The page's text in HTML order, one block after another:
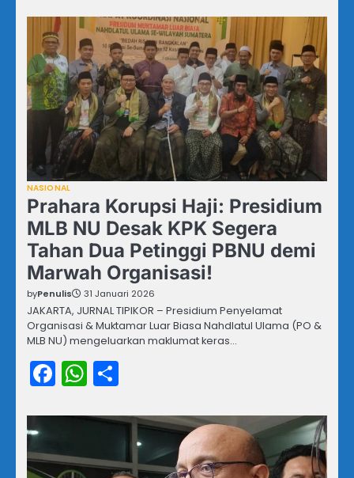
NASIONAL
Prahara Korupsi Haji: Presidium
MLB NU Desak KPK Segera
Tahan Dua Petinggi PBNU demi
Marwah Organisasi!
byPenulis 31 Januari 2026
JAKARTA, JURNAL TIPIKOR – Presidium Penyelamat
Organisasi & Muktamar Luar Biasa Nahdlatul Ulama (PO &
MLB NU) mengeluarkan maklumat keras…
Facebook
WhatsApp